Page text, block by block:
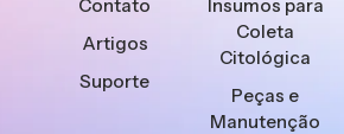
Contato
Artigos
Suporte
Insumos para
Coleta
Citológica
Peças e
Manutenção